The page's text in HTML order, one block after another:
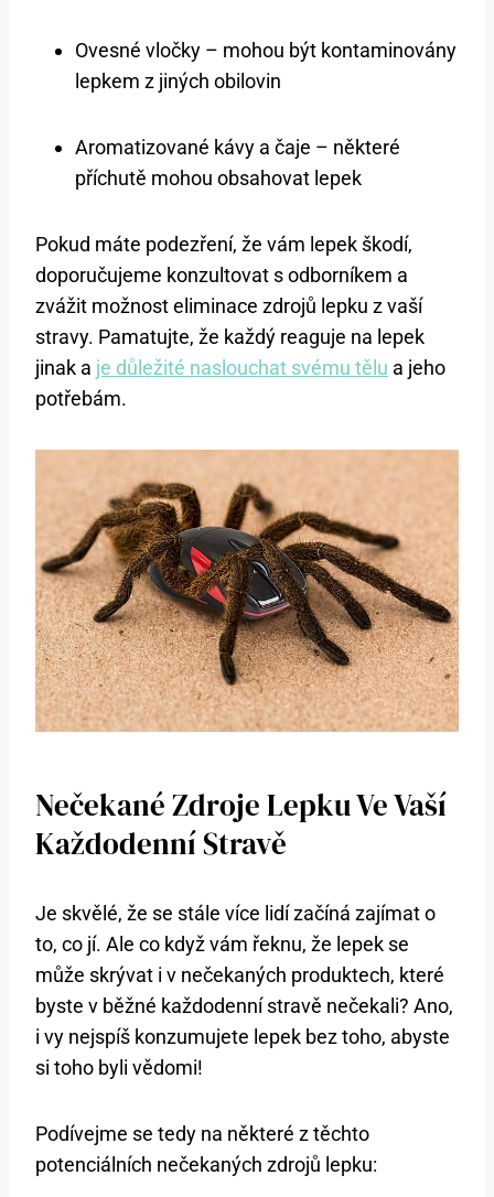
Ovesné vločky – mohou být kontaminovány
lepkem z jiných obilovin
Aromatizované kávy a čaje – některé
příchutě mohou obsahovat lepek
Pokud máte podezření, že vám lepek škodí,
doporučujeme konzultovat s odborníkem a
zvážit možnost eliminace zdrojů lepku z vaší
stravy. Pamatujte, že každý reaguje na lepek
jinak a je důležité naslouchat svému tělu a jeho
potřebám.
Nečekané Zdroje Lepku Ve Vaší
Každodenní Stravě
Je skvělé, že se stále více lidí začíná zajímat o
to, co jí. Ale co když vám řeknu, že lepek se
může skrývat i v nečekaných produktech, které
byste v běžné každodenní stravě nečekali? Ano,
i vy nejspíš konzumujete lepek bez toho, abyste
si toho byli vědomi!
Podívejme se tedy na některé z těchto
potenciálních nečekaných zdrojů lepku: